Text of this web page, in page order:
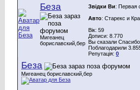
Беза
Мигеанец
бориславский,бер
Звідки Ви: Первая
Авто: Старекс и
Вік: 59
Дописи: 8.770
Вы сказали
Поблагодарили
Репутація: 0
Беза
Мигеанец бориславский,бер